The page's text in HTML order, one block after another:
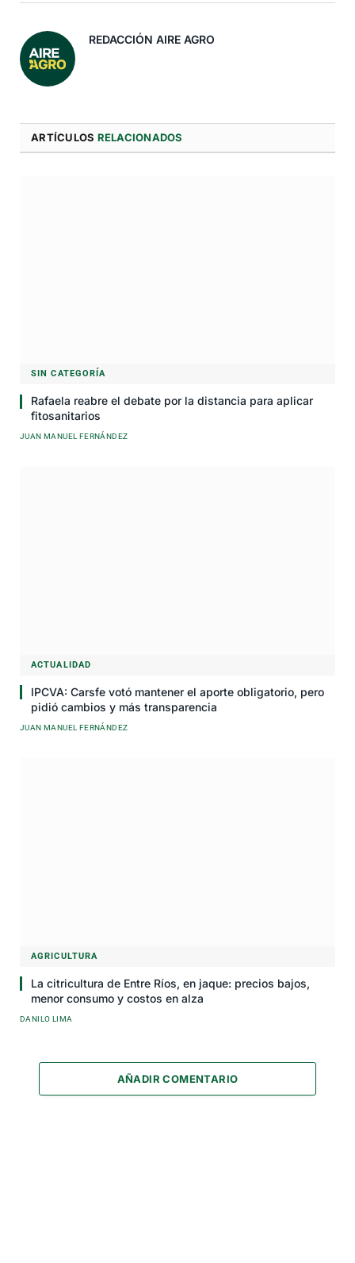
REDACCIÓN AIRE AGRO
ARTÍCULOS RELACIONADOS
SIN CATEGORÍA
Rafaela reabre el debate por la distancia para aplicar
fitosanitarios
JUAN MANUEL FERNÁNDEZ
ACTUALIDAD
IPCVA: Carsfe votó mantener el aporte obligatorio, pero
pidió cambios y más transparencia
JUAN MANUEL FERNÁNDEZ
AGRICULTURA
La citricultura de Entre Ríos, en jaque: precios bajos,
menor consumo y costos en alza
DANILO LIMA
AÑADIR COMENTARIO